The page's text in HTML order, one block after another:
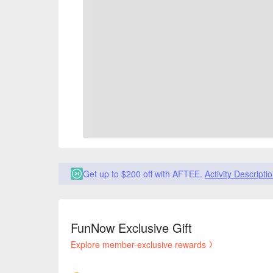
Get up to $200 off with AFTEE. Activity
FunNow Exclusive Gift
Explore member-exclusive rewards